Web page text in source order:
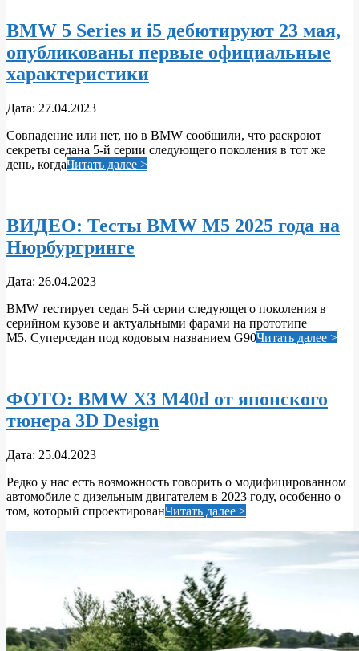
BMW 5 Series и i5 дебютируют 23 мая,
опубликованы первые официальные
характеристики
2023-
27
Дата: 27.04.2023
Совпадение или нет, но в BMW сообщили, что раскроют
секреты седана 5-й серии следующего поколения в тот же
день, когдаЧитать далее >
ВИДЕО: Тесты BMW M5 2025 года на
Нюрбургринге
2023-
26
Дата: 26.04.2023
BMW тестирует седан 5-й серии следующего поколения в
серийном кузове и актуальными фарами на прототипе
M5. Суперседан под кодовым названием G90Читать далее >
ФОТО: BMW X3 M40d от японского
тюнера 3D Design
2023-
25
Дата: 25.04.2023
Редко у нас есть возможность говорить о модифицированном
автомобиле с дизельным двигателем в 2023 году, особенно о
том, который спроектированЧитать далее >